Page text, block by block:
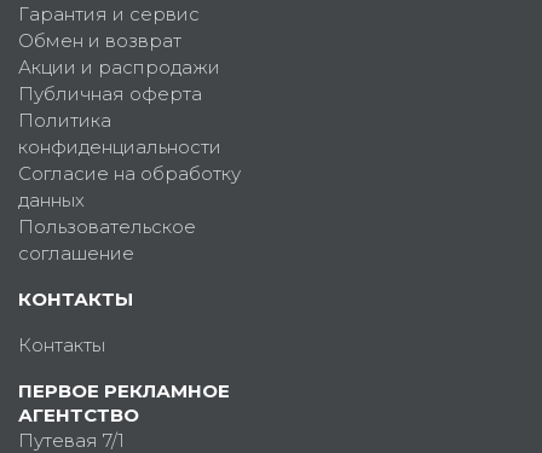
Гарантия и сервис
Обмен и возврат
Акции и распродажи
Публичная оферта
Политика
конфиденциальности
Согласие на обработку
данных
Пользовательское
соглашение
КОНТАКТЫ
Контакты
ПЕРВОЕ РЕКЛАМНОЕ
АГЕНТСТВО
Путевая 7/1